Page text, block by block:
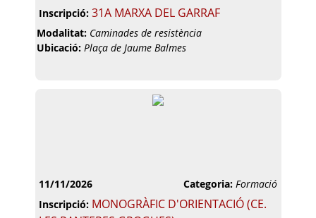
Inscripció: 31A MARXA DEL GARRAF
Modalitat: Caminades de resistència
Ubicació: Plaça de Jaume Balmes
11/11/2026 Categoria: Formació
Inscripció: MONOGRÀFIC D'ORIENTACIÓ (CE.